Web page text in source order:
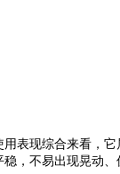
现综合来看，它
，不易出现晃动、